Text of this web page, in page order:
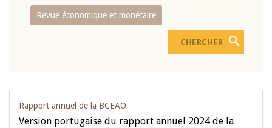
Revue économique et monétaire
Rapport annuel de la BCEAO
Version portugaise du rapport annuel 2024 de la